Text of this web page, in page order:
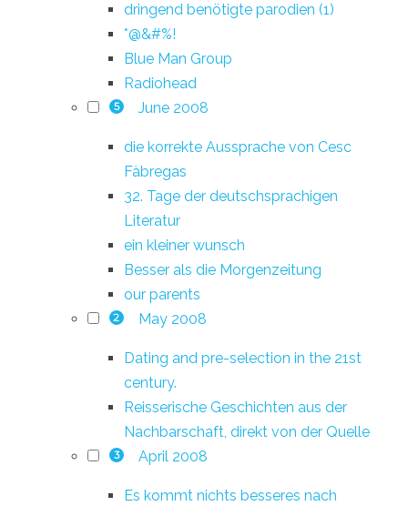
dringend benötigte parodien (1)
*@&#%!
Blue Man Group
Radiohead
5 June 2008
die korrekte Aussprache von Cesc
Fàbregas
32. Tage der deutschsprachigen
Literatur
ein kleiner wunsch
Besser als die Morgenzeitung
our parents
2 May 2008
Dating and pre-selection in the 21st
century.
Reisserische Geschichten aus der
Nachbarschaft, direkt von der Quelle
3 April 2008
Es kommt nichts besseres nach